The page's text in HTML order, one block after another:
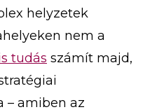
helyzetek
nem a
tudás számít majd,
– amiben az